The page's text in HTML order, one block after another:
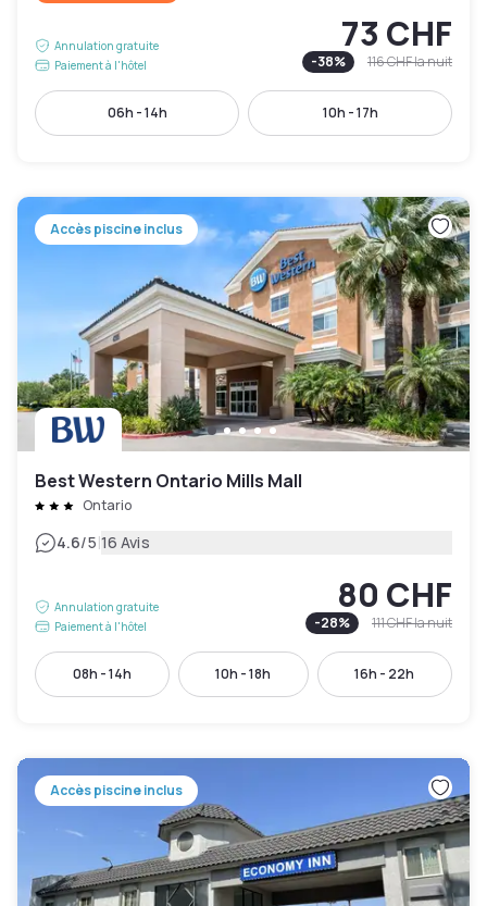
Annulation gratuite
Paiement à l'hôtel
73 CHF
-38% 116 CHFla nuit
06h - 14h 10h - 17h
Accès piscine inclus
Best Western Ontario Mills Mall
Ontario
4.6/5|16 Avis
Annulation gratuite
Paiement à l'hôtel
80 CHF
-28% 111 CHFla nuit
08h - 14h 10h - 18h 16h - 22h
Accès piscine inclus